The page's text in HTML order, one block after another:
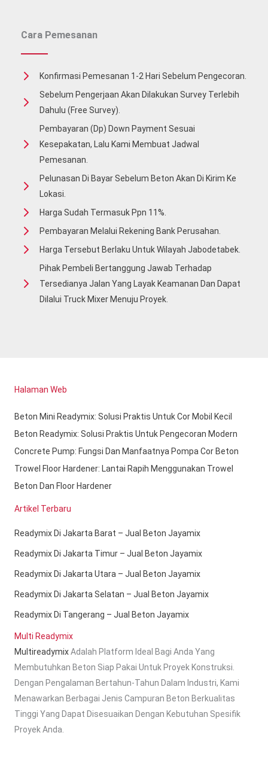
Cara Pemesanan
Konfirmasi Pemesanan 1-2 Hari Sebelum Pengecoran.
Sebelum Pengerjaan Akan Dilakukan Survey Terlebih
Dahulu (free Survey).
Pembayaran (Dp) Down Payment Sesuai
Kesepakatan, Lalu Kami Membuat Jadwal
Pemesanan.
Pelunasan Di Bayar Sebelum Beton Akan Di Kirim Ke
Lokasi.
Harga Sudah Termasuk Ppn 11%.
Pembayaran Melalui Rekening Bank Perusahan.
Harga Tersebut Berlaku Untuk Wilayah Jabodetabek.
Pihak Pembeli Bertanggung Jawab Terhadap
Tersedianya Jalan Yang Layak Keamanan Dan Dapat
Dilalui Truck Mixer Menuju Proyek.
Halaman Web
Beton Mini Readymix: Solusi Praktis Untuk Cor Mobil Kecil
Beton Readymix: Solusi Praktis Untuk Pengecoran Modern
Concrete Pump: Fungsi Dan Manfaatnya Pompa Cor Beton
Trowel Floor Hardener: Lantai Rapih Menggunakan Trowel
Beton Dan Floor Hardener
Artikel Terbaru
Readymix Di Jakarta Barat – Jual Beton Jayamix
Readymix Di Jakarta Timur – Jual Beton Jayamix
Readymix Di Jakarta Utara – Jual Beton Jayamix
Readymix Di Jakarta Selatan – Jual Beton Jayamix
Readymix Di Tangerang – Jual Beton Jayamix
Multi Readymix
MultireadymixAdalah Platform Ideal Bagi Anda Yang
Membutuhkan Beton Siap Pakai Untuk Proyek Konstruksi.
Dengan Pengalaman Bertahun-Tahun Dalam Industri, Kami
Menawarkan Berbagai Jenis Campuran Beton Berkualitas
Tinggi Yang Dapat Disesuaikan Dengan Kebutuhan Spesifik
Proyek Anda.